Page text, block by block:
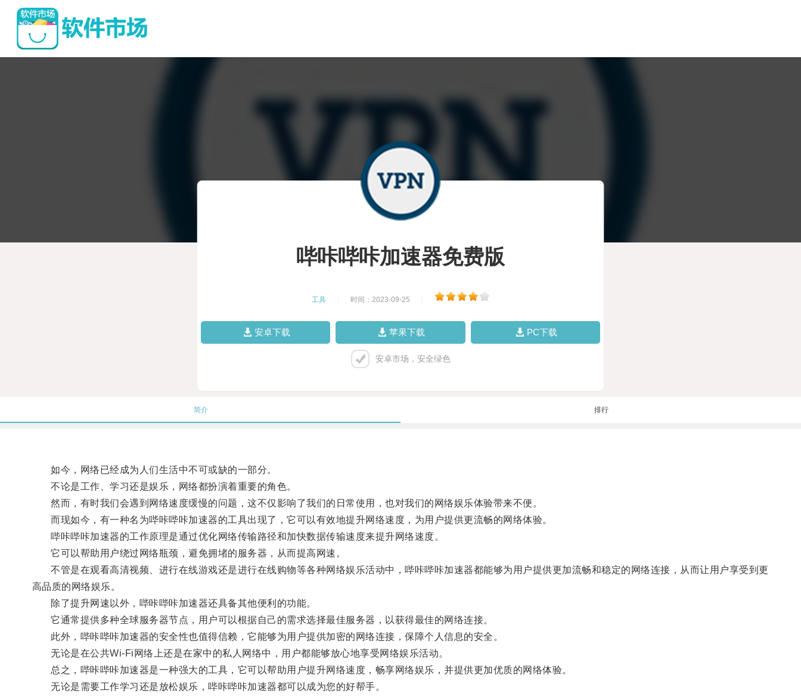
哔咔哔咔加速器免费版
工具 时间：2023-09-25
安卓下载 苹果下载 PC下载
安卓市场，安全绿色
简介 排行
如今，网络已经成为人们生活中不可或缺的一部分。
不论是工作、学习还是娱乐，网络都扮演着重要的角色。
然而，有时我们会遇到网络速度缓慢的问题，这不仅影响了我们的日常使用，也对我们的网络娱乐体验带来不便。
而现如今，有一种名为哔咔哔咔加速器的工具出现了，它可以有效地提升网络速度，为用户提供更流畅的网络体验。
哔咔哔咔加速器的工作原理是通过优化网络传输路径和加快数据传输速度来提升网络速度。
它可以帮助用户绕过网络瓶颈，避免拥堵的服务器，从而提高网速。
不管是在观看高清视频、进行在线游戏还是进行在线购物等各种网络娱乐活动中，哔咔哔咔加速器都能够为用户提供更加流畅和稳定的网络连接，从而让用户享受到更
高品质的网络娱乐。
除了提升网速以外，哔咔哔咔加速器还具备其他便利的功能。
它通常提供多种全球服务器节点，用户可以根据自己的需求选择最佳服务器，以获得最佳的网络连接。
此外，哔咔哔咔加速器的安全性也值得信赖，它能够为用户提供加密的网络连接，保障个人信息的安全。
无论是在公共Wi-Fi网络上还是在家中的私人网络中，用户都能够放心地享受网络娱乐活动。
总之，哔咔哔咔加速器是一种强大的工具，它可以帮助用户提升网络速度，畅享网络娱乐，并提供更加优质的网络体验。
无论是需要工作学习还是放松娱乐，哔咔哔咔加速器都可以成为您的好帮手。